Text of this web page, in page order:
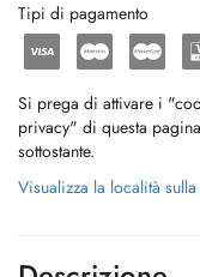
Tipi di pagamento
Si prega di attivare i
privacy" di questa
sottostante.
Visualizza la località